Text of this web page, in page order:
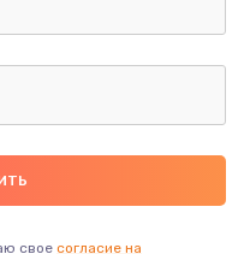
свое согласие на